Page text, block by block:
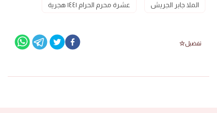
الملا جابر الجريش عشرة محرم الحرام ١٤٤١ هجرية
تفضيل